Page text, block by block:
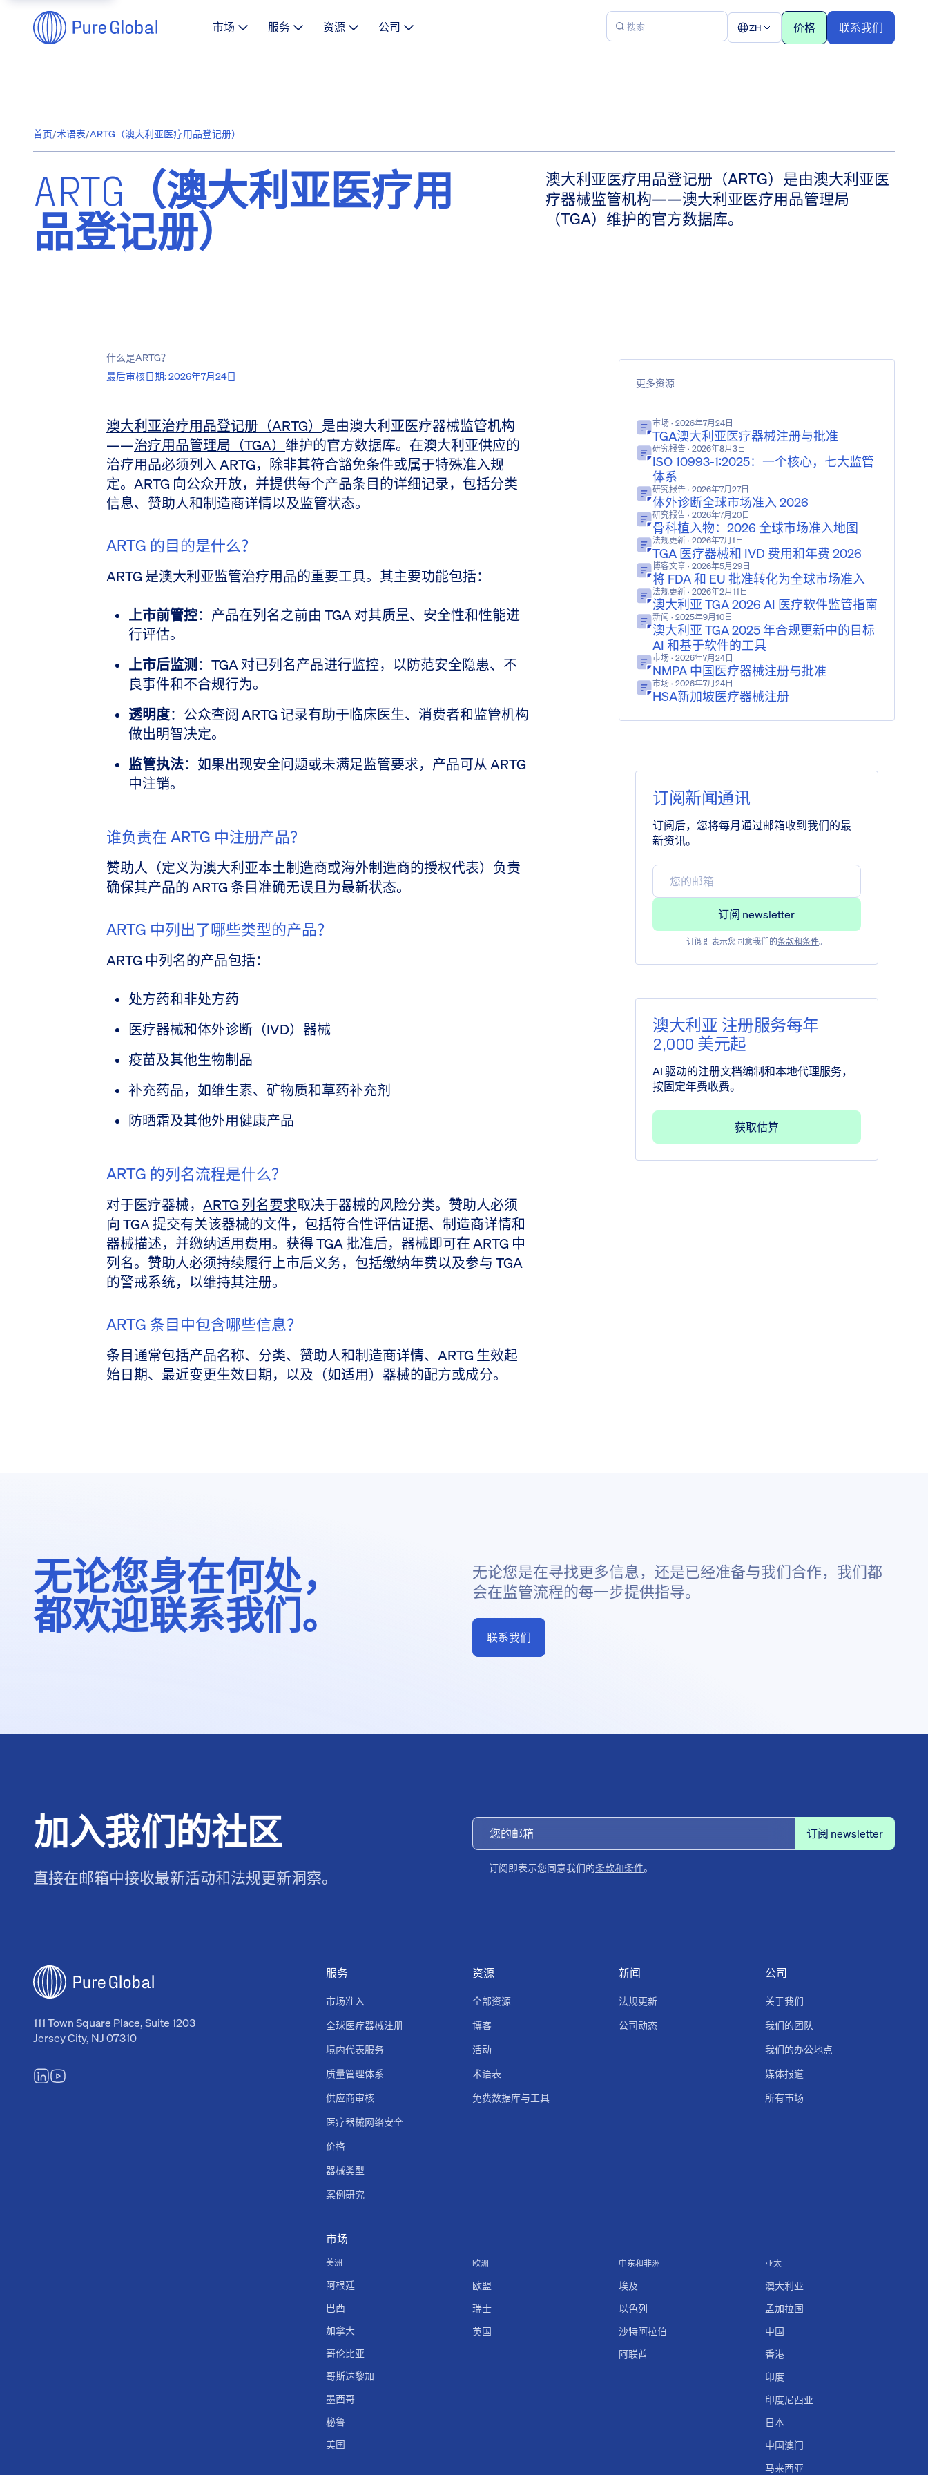
市场 服务 资源 公司 ZH 价格 联系我们
首页/术语表/ARTG（澳大利亚医疗用品登记册）
ARTG（澳大利亚医疗用
品登记册）
澳大利亚医疗用品登记册（ARTG）是由澳大利亚医
疗器械监管机构——澳大利亚医疗用品管理局
（TGA）维护的官方数据库。
什么是ARTG？
最后审核日期:2026年7月24日
澳大利亚治疗用品登记册（ARTG） 是由澳大利亚医疗器械监管机构
——治疗用品管理局（TGA） 维护的官方数据库。在澳大利亚供应的
治疗用品必须列入 ARTG，除非其符合豁免条件或属于特殊准入规
定。ARTG 向公众开放，并提供每个产品条目的详细记录，包括分类
信息、赞助人和制造商详情以及监管状态。
ARTG 的目的是什么？
ARTG 是澳大利亚监管治疗用品的重要工具。其主要功能包括：
上市前管控​：产品在列名之前由 TGA 对其质量、安全性和性能进
行评估。
上市后监测​：TGA 对已列名产品进行监控，以防范安全隐患、不
良事件和不合规行为。
透明度​：公众查阅 ARTG 记录有助于临床医生、消费者和监管机构
做出明智决定。
监管执法​：如果出现安全问题或未满足监管要求，产品可从 ARTG
中注销。
谁负责在 ARTG 中注册产品？
赞助人（定义为澳大利亚本土制造商或海外制造商的授权代表）负责
确保其产品的 ARTG 条目准确无误且为最新状态。
ARTG 中列出了哪些类型的产品？
ARTG 中列名的产品包括：
处方药和非处方药
医疗器械和体外诊断（IVD）器械
疫苗及其他生物制品
补充药品，如维生素、矿物质和草药补充剂
防晒霜及其他外用健康产品
ARTG 的列名流程是什么？
对于医疗器械， ARTG 列名要求取决于器械的风险分类。赞助人必须
向 TGA 提交有关该器械的文件，包括符合性评估证据、制造商详情和
器械描述，并缴纳适用费用。获得 TGA 批准后，器械即可在 ARTG 中
列名。赞助人必须持续履行上市后义务，包括缴纳年费以及参与 TGA
的警戒系统，以维持其注册。
ARTG 条目中包含哪些信息？
条目通常包括产品名称、分类、赞助人和制造商详情、ARTG 生效起
始日期、最近变更生效日期，以及（如适用）器械的配方或成分。
更多资源
市场 · 2026年7月24日
TGA澳大利亚医疗器械注册与批准
研究报告 · 2026年8月3日
ISO 10993-1:2025：一个核心，七大监管
体系
研究报告 · 2026年7月27日
体外诊断全球市场准入 2026
研究报告 · 2026年7月20日
骨科植入物：2026 全球市场准入地图
法规更新 · 2026年7月1日
TGA 医疗器械和 IVD 费用和年费 2026
博客文章 · 2026年5月29日
将 FDA 和 EU 批准转化为全球市场准入
法规更新 · 2026年2月11日
澳大利亚 TGA 2026 AI 医疗软件监管指南
新闻 · 2025年9月10日
澳大利亚 TGA 2025 年合规更新中的目标
AI 和基于软件的工具
市场 · 2026年7月24日
NMPA 中国医疗器械注册与批准
市场 · 2026年7月24日
HSA新加坡医疗器械注册
订阅新闻通讯
订阅后，您将每月通过邮箱收到我们的最
新资讯。
订阅即表示您同意我们的条款和条件。
澳大利亚 注册服务每年
2,000 美元起
AI 驱动的注册文档编制和本地代理服务，
按固定年费收费。
获取估算
无论您身在何处，
都欢迎联系我们。
无论您是在寻找更多信息，还是已经准备与我们合作，我们都
会在监管流程的每一步提供指导。
联系我们
加入我们的社区
直接在邮箱中接收最新活动和法规更新洞察。 订阅即表示您同意我们的条款和条件。
111 Town Square Place, Suite 1203
Jersey City, NJ 07310
新闻
法规更新
公司动态
服务
市场准入
全球医疗器械注册
境内代表服务
质量管理体系
供应商审核
医疗器械网络安全
价格
器械类型
案例研究
资源
全部资源
博客
活动
术语表
免费数据库与工具
公司
关于我们
我们的团队
我们的办公地点
媒体报道
所有市场
市场
美洲
阿根廷
巴西
加拿大
哥伦比亚
哥斯达黎加
墨西哥
秘鲁
美国
欧洲
欧盟
瑞士
英国
中东和非洲
埃及
以色列
沙特阿拉伯
阿联酋
亚太
澳大利亚
孟加拉国
中国
香港
印度
印度尼西亚
日本
中国澳门
马来西亚